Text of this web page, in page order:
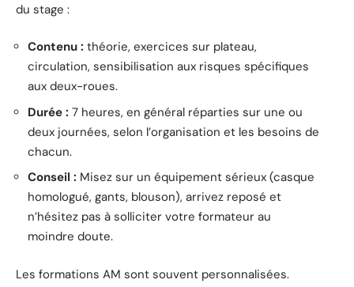
du stage :
Contenu : théorie, exercices sur plateau,
circulation, sensibilisation aux risques spécifiques
aux deux-roues.
Durée : 7 heures, en général réparties sur une ou
deux journées, selon l’organisation et les besoins de
chacun.
Conseil : Misez sur un équipement sérieux (casque
homologué, gants, blouson), arrivez reposé et
n’hésitez pas à solliciter votre formateur au
moindre doute.
Les formations AM sont souvent personnalisées.